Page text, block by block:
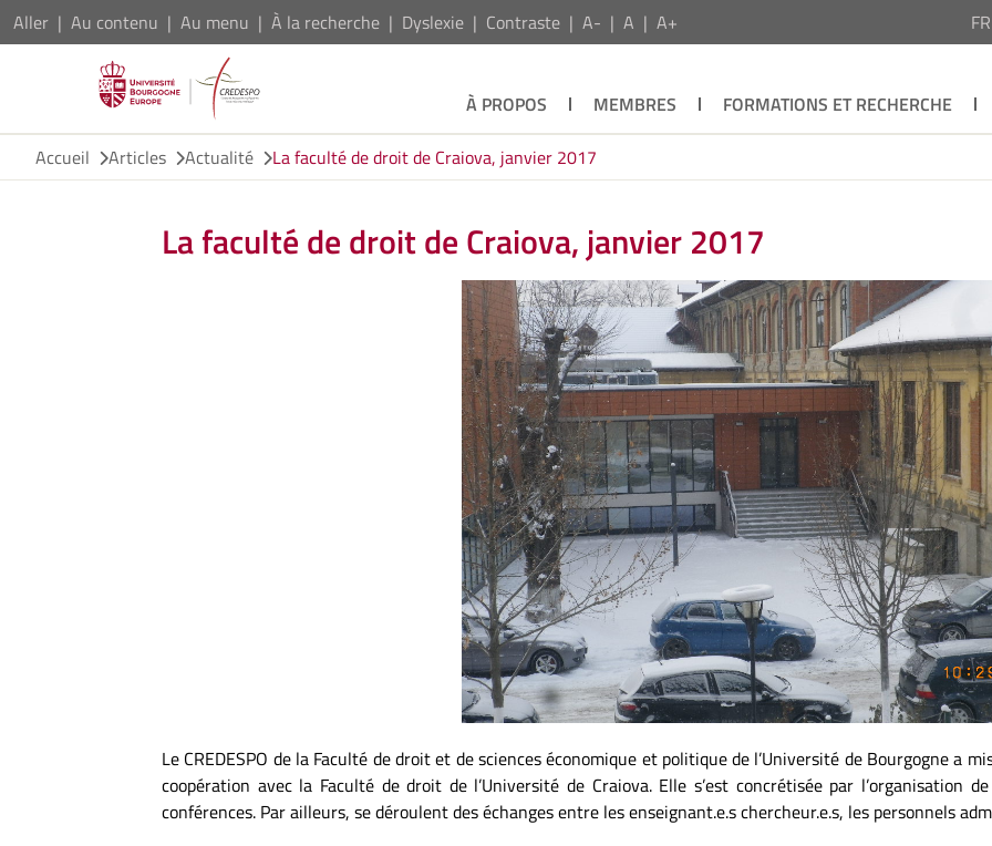
Aller Au contenu Au menu À la recherche Dyslexie Contraste A- A A+ FR
À PROPOS MEMBRES FORMATIONS ET RECHERCHE
Accueil
Articles Actualité La faculté de droit de Craiova, janvier 2017
La faculté de droit de Craiova, janvier 2017
Le CREDESPO de la Faculté de droit et de sciences économique et politique de l’Université de Bourgogne a
coopération avec la Faculté de droit de l’Université de Craiova. Elle s’est concrétisée par l’organisation
conférences. Par ailleurs, se déroulent des échanges entre les enseignant.e.s chercheur.e.s, les personnels